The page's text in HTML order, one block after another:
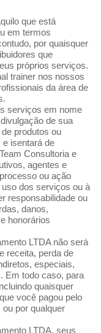
que está
em termos
por quaisquer
que
próprios serviços.
trainer nos nossos
da área de
serviços em nome
de sua
produtos ou
isentará de
Consultoria e
agentes e
ou ação
uso dos serviços ou à
responsabilidade ou
danos,
honorários
LTDA não será
receita, perda de
especiais,
Em todo caso, para
quaisquer
você pagou pelo
por qualquer
LTDA, seus